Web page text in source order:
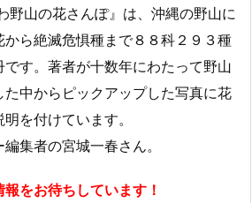
野山の花さんぽ』は、沖縄の野山に
ら絶滅危惧種まで８８科２９３種
です。著者が十数年にわたって野山
た中からピックアップした写真に花
を付けています。
集者の宮城一春さん。
をお待ちしています！